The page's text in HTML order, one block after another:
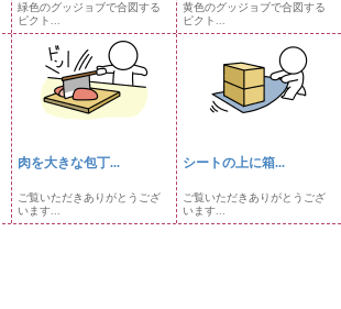
緑色のグッジョブで合図する
ピクト...
黄色のグッジョブで合図する
ピクト...
肉を大きな包丁...
ご覧いただきありがとうござ
います...
シートの上に箱...
ご覧いただきありがとうござ
います...